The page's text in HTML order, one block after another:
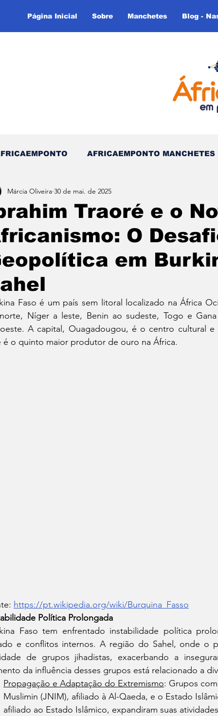
Página Inicial Sobre Manchetes Blog -
AFRICAEMPONTO MANCHETES
do Tempo - (Blog) Nas linhas do Tempo (Blog -
Traoré e o
O
em
Márcia Oliveira 30 de mai. de 2025
Faso é um país sem litoral localizado na África
Níger a leste, Benin ao sudeste, Togo e
A capital, Ouagadougou, é o centro cultural
é o quinto maior produtor de ouro na África.
https://pt.wikipedia.org/wiki/Burquina_Fasso
Política Prolongada
Faso tem enfrentado instabilidade política
e conflitos internos. A região do Sahel, onde o
de grupos jihadistas, exacerbando a
da influência desses grupos está relacionado a
Propagação e Adaptação do Extremismo: Grupos
Muslimin (JNIM), afiliado à Al-Qaeda, e o Estado
afiliado ao Estado Islâmico, expandiram suas